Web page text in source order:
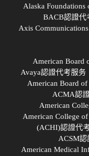
Alaska Foundations
BACB認證代
Axis
American Board
Avaya認證代考服务
American Board
ACMA認
American
American College
(ACHI)認證代
ACSM認
American Medical